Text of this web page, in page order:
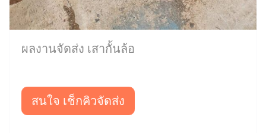
ผลงานจัดส่ง เสากั้นล้อ
สนใจ เช็กคิวจัดส่ง